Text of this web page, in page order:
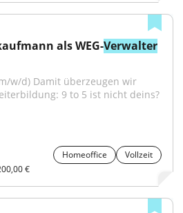
als WEG-Verwalter
w/d) Damit überzeugen wir
9 to 5 ist nicht deins?
Homeoffice
Vollzeit
€